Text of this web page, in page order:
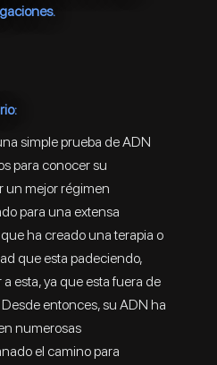
simple prueba de ADN
para conocer su
un mejor régimen
para una extensa
ha creado una terapia o
que esta padeciendo,
esta, ya que esta fuera de
entonces, su ADN ha
numerosas
el camino para